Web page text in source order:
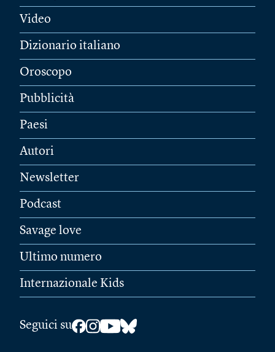
Video
Dizionario italiano
Oroscopo
Pubblicità
Paesi
Autori
Newsletter
Podcast
Savage love
Ultimo numero
Internazionale Kids
Seguici su